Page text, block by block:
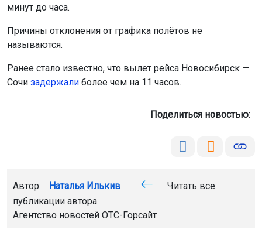
называются.
Ранее стало известно, что вылет рейса Новосибирск —
Сочизадержали
Поделиться новостью:
Читать все
ОТС-Горсайт
Толмачёво
задержка авиарейса в Сочи 7 августа